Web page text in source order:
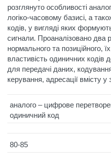
розглянуто особливості
логіко-часовому базисі, а
кодів, у вигляді яких
сигнали. Проаналізовано два
нормального та позиційного,
властивість одиничних кодів
для передачі даних,
керування, адресації вмісту
аналого – цифрове
одиничний код
80-85